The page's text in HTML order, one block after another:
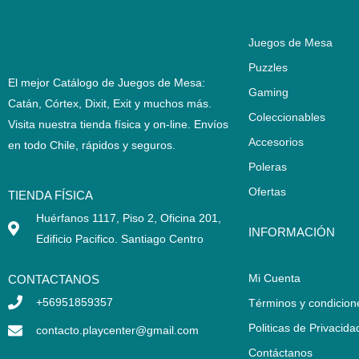
El mejor Catálogo de Juegos de Mesa:
Catán, Córtex, Dixit, Exit y muchos más.
Visita nuestra tienda física y on-line. Envíos
en todo Chile, rápidos y seguros.
TIENDA FÍSICA
Huérfanos 1117, Piso 2, Oficina 201,
Edificio Pacifico. Santiago Centro
CONTACTANOS
+56951859357
contacto.playcenter@gmail.com
Juegos de Mesa
Puzzles
Gaming
Coleccionables
Accesorios
Poleras
Ofertas
INFORMACIÓN
Mi Cuenta
Términos y
Politicas de
Contáctanos